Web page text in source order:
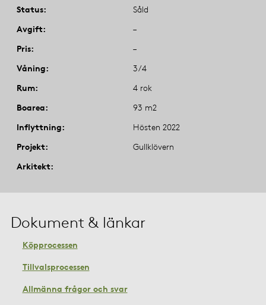
Status
Såld
Avgift
–
Pris
–
Våning
3/4
Rum
4 rok
Boarea
93 m2
Inflyttning
Hösten 2022
Projekt
Gullklövern
Arkitekt
Dokument & länkar
Köpprocessen
Tillvalsprocessen
Allmänna frågor och svar